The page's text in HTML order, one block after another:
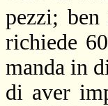
pezzi;
richiede
manda in
di aver